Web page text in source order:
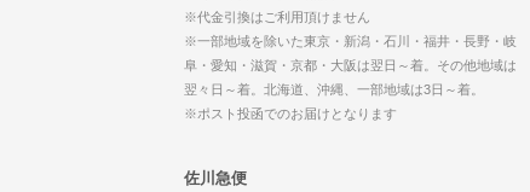
※代金引換はご利用頂けません
※一部地域を除いた東京・新潟・石川・福井・長野・岐
阜・愛知・滋賀・京都・大阪は翌日～着。その他地域は
翌々日～着。北海道、沖縄、一部地域は3日～着。
※ポスト投函でのお届けとなります
佐川急便